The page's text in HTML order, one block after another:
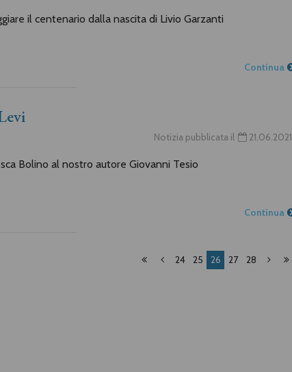
il centenario dalla nascita di Livio Garzanti
Continua
Notizia pubblicata il 21.06.2021
Bolino al nostro autore Giovanni Tesio
Continua
24 25 26 27 28